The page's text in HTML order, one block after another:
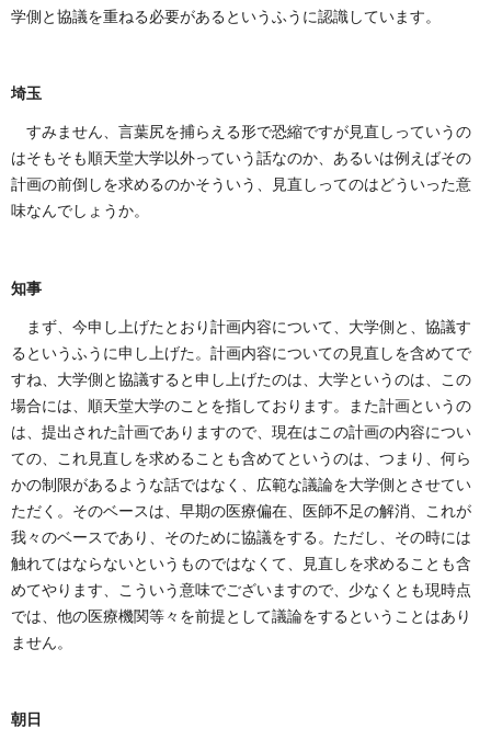
学側と協議を重ねる必要があるというふうに認識しています。
埼玉
すみません、言葉尻を捕らえる形で恐縮ですが見直しっていうの
はそもそも順天堂大学以外っていう話なのか、あるいは例えばその
計画の前倒しを求めるのかそういう、見直しってのはどういった意
味なんでしょうか。
知事
まず、今申し上げたとおり計画内容について、大学側と、協議す
るというふうに申し上げた。計画内容についての見直しを含めてで
すね、大学側と協議すると申し上げたのは、大学というのは、この
場合には、順天堂大学のことを指しております。また計画というの
は、提出された計画でありますので、現在はこの計画の内容につい
ての、これ見直しを求めることも含めてというのは、つまり、何ら
かの制限があるような話ではなく、広範な議論を大学側とさせてい
ただく。そのベースは、早期の医療偏在、医師不足の解消、これが
我々のベースであり、そのために協議をする。ただし、その時には
触れてはならないというものではなくて、見直しを求めることも含
めてやります、こういう意味でございますので、少なくとも現時点
では、他の医療機関等々を前提として議論をするということはあり
ません。
朝日